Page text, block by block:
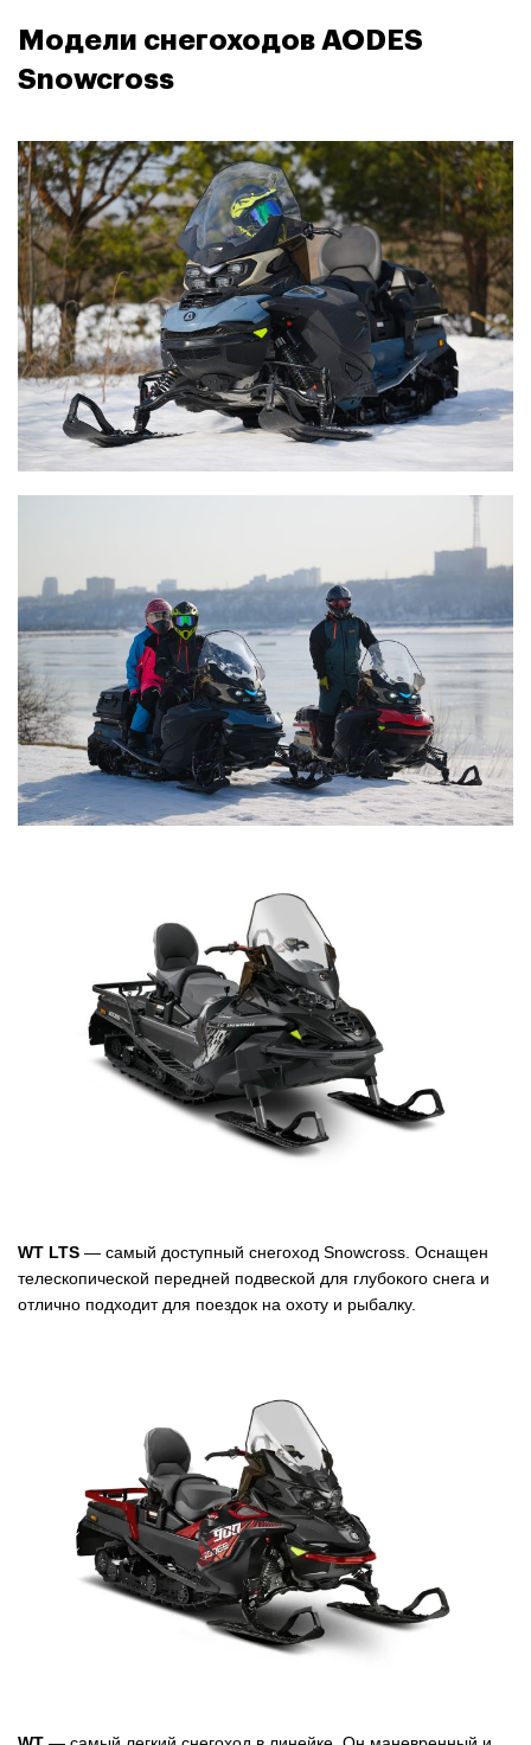
Модели снегоходов AODES
Snowcross
WT LTS — самый доступный снегоход Snowcross. Оснащен
телескопической передней подвеской для глубокого снега и
отлично подходит для поездок на охоту и рыбалку.